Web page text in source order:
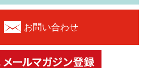
お問い合わせ